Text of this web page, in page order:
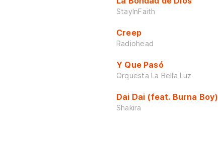
StayInFaith
Creep
Radiohead
Y Que Pasó
Orquesta La Bella Luz
Dai Dai (feat. Burna Boy)
Shakira